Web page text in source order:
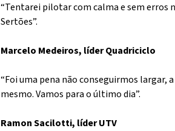
“Tentarei pilotar com calma e sem erros
Sertões”.
Marcelo Medeiros, líder Quadriciclo
“Foi uma pena não conseguirmos largar,
mesmo. Vamos para o último dia”.
Ramon Sacilotti, líder UTV